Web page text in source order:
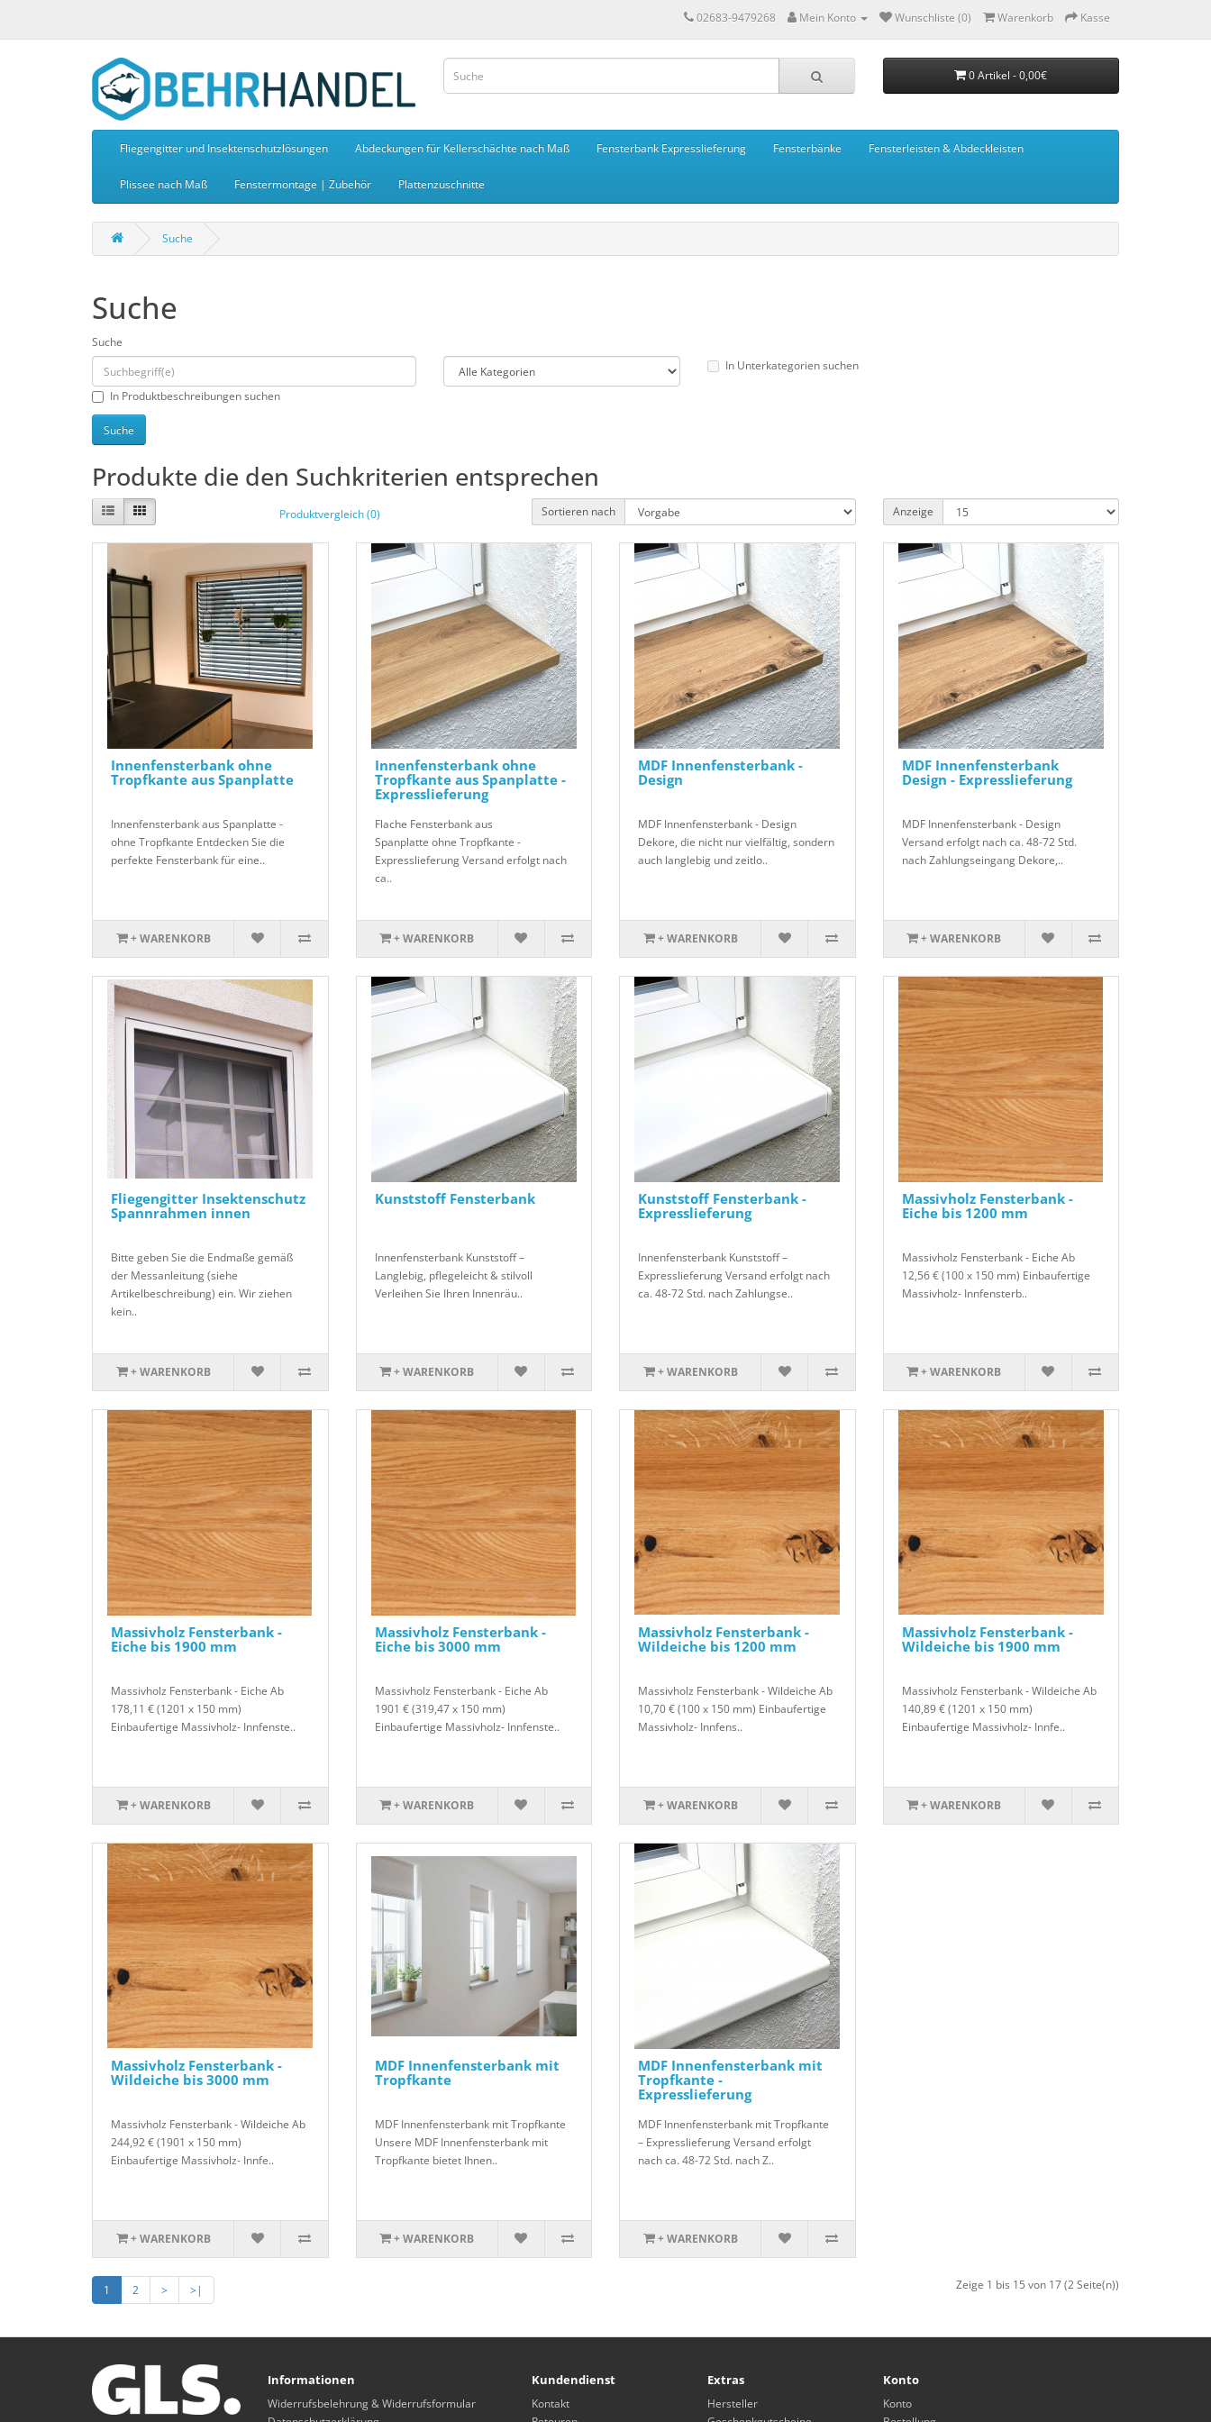
02683-9479268 Mein Konto Wunschliste (0) Warenkorb Kasse
0 Artikel - 0,00€
Fliegengitter und Insektenschutzlösungen Abdeckungen für Kellerschächte nach Maß Fensterbank Expresslieferung Fensterbänke Fensterleisten & Abdeckleisten
Plissee nach Maß Fenstermontage | Zubehör Plattenzuschnitte
Suche
Suche
Suche
In Unterkategorien suchen
In Produktbeschreibungen suchen
Produkte die den Suchkriterien entsprechen
Produktvergleich (0) Sortieren nach Anzeige
Innenfensterbank ohne
Tropfkante aus Spanplatte
Innenfensterbank aus Spanplatte -
ohne Tropfkante Entdecken Sie die
perfekte Fensterbank für eine..
+ WARENKORB
Innenfensterbank ohne
Tropfkante aus Spanplatte -
Expresslieferung
Flache Fensterbank aus
Spanplatte ohne Tropfkante -
Expresslieferung Versand erfolgt nach
ca..
+ WARENKORB
MDF Innenfensterbank -
Design
MDF Innenfensterbank - Design
Dekore, die nicht nur vielfältig, sondern
auch langlebig und zeitlo..
+ WARENKORB
MDF Innenfensterbank
Design - Expresslieferung
MDF Innenfensterbank - Design
Versand erfolgt nach ca. 48-72 Std.
nach Zahlungseingang Dekore,..
+ WARENKORB
Fliegengitter Insektenschutz
Spannrahmen innen
Bitte geben Sie die Endmaße gemäß
der Messanleitung (siehe
Artikelbeschreibung) ein. Wir ziehen
kein..
+ WARENKORB
Kunststoff Fensterbank
Innenfensterbank Kunststoff –
Langlebig, pflegeleicht & stilvoll
Verleihen Sie Ihren Innenräu..
+ WARENKORB
Kunststoff Fensterbank -
Expresslieferung
Innenfensterbank Kunststoff –
Expresslieferung Versand erfolgt nach
ca. 48-72 Std. nach Zahlungse..
+ WARENKORB
Massivholz Fensterbank -
Eiche bis 1200 mm
Massivholz Fensterbank - Eiche Ab
12,56 € (100 x 150 mm) Einbaufertige
Massivholz- Innfensterb..
+ WARENKORB
Massivholz Fensterbank -
Eiche bis 1900 mm
Massivholz Fensterbank - Eiche Ab
178,11 € (1201 x 150 mm)
Einbaufertige Massivholz- Innfenste..
+ WARENKORB
Massivholz Fensterbank -
Eiche bis 3000 mm
Massivholz Fensterbank - Eiche Ab
1901 € (319,47 x 150 mm)
Einbaufertige Massivholz- Innfenste..
+ WARENKORB
Massivholz Fensterbank -
Wildeiche bis 1200 mm
Massivholz Fensterbank - Wildeiche Ab
10,70 € (100 x 150 mm) Einbaufertige
Massivholz- Innfens..
+ WARENKORB
Massivholz Fensterbank -
Wildeiche bis 1900 mm
Massivholz Fensterbank - Wildeiche Ab
140,89 € (1201 x 150 mm)
Einbaufertige Massivholz- Innfe..
+ WARENKORB
Massivholz Fensterbank -
Wildeiche bis 3000 mm
Massivholz Fensterbank - Wildeiche Ab
244,92 € (1901 x 150 mm)
Einbaufertige Massivholz- Innfe..
+ WARENKORB
MDF Innenfensterbank mit
Tropfkante
MDF Innenfensterbank mit Tropfkante
Unsere MDF Innenfensterbank mit
Tropfkante bietet Ihnen..
+ WARENKORB
MDF Innenfensterbank mit
Tropfkante -
Expresslieferung
MDF Innenfensterbank mit Tropfkante
– Expresslieferung Versand erfolgt
nach ca. 48-72 Std. nach Z..
+ WARENKORB
1 2 > >| Zeige 1 bis 15 von 17 (2 Seite(n))
Informationen
Widerrufsbelehrung & Widerrufsformular
Kundendienst
Kontakt
Extras
Hersteller
Konto
Konto